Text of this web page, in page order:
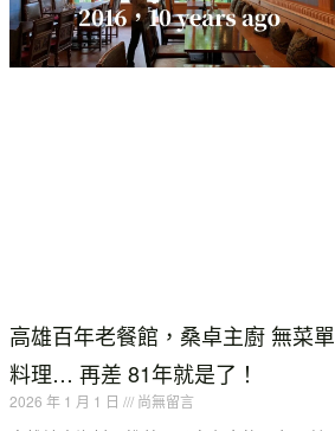
高雄百年老餐館，桑卓主廚 無菜單
料理… 再差 81年就是了！
2026 年 1 月 1 日 尚無留言